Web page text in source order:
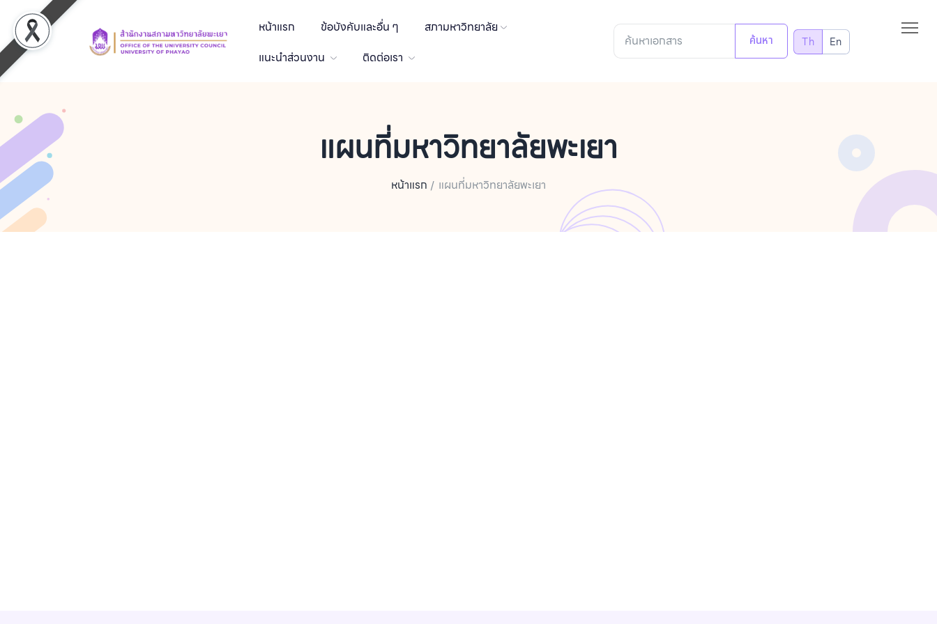
หน้าแรก ข้อบังคับและอื่น ๆ
สภามหาวิทยาลัย
แนะนำส่วนงาน
ติดต่อเรา
ค้นหา Th En
แผนที่มหาวิทยาลัยพะเยา
หน้าแรก แผนที่มหาวิทยาลัยพะเยา